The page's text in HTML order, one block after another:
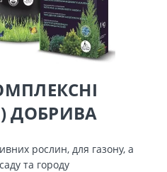
ДОБРИВА
рослин, для газону, а
та городу